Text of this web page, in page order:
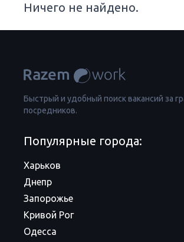
Ничего не найдено.
Быстрый и удобный поиск вакансий за
посредников.
Популярные города:
Харьков
Днепр
Запорожье
Кривой Рог
Одесса